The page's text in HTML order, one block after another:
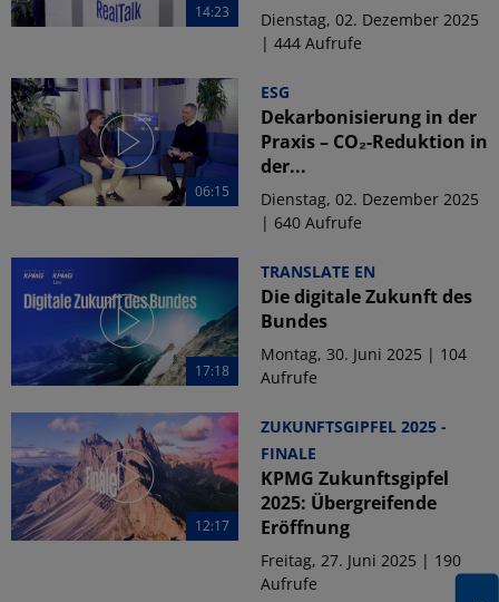
14:23
Dienstag, 02. Dezember 2025
| 444 Aufrufe
06:15
ESG
Dekarbonisierung in der
Praxis – CO₂-Reduktion in
der...
Dienstag, 02. Dezember 2025
| 640 Aufrufe
17:18
TRANSLATE EN
Die digitale Zukunft des
Bundes
Montag, 30. Juni 2025 | 104
Aufrufe
12:17
ZUKUNFTSGIPFEL 2025 -
FINALE
KPMG Zukunftsgipfel
2025: Übergreifende
Eröffnung
Freitag, 27. Juni 2025 | 190
Aufrufe